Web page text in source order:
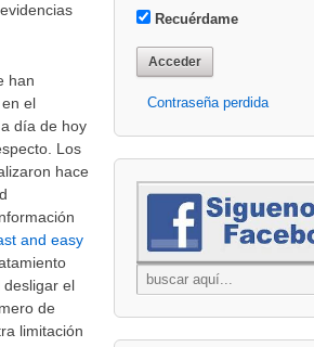
han
en el
día de hoy
Los
hace
and easy
el
de
limitación
Recuérdame
Contraseña perdida